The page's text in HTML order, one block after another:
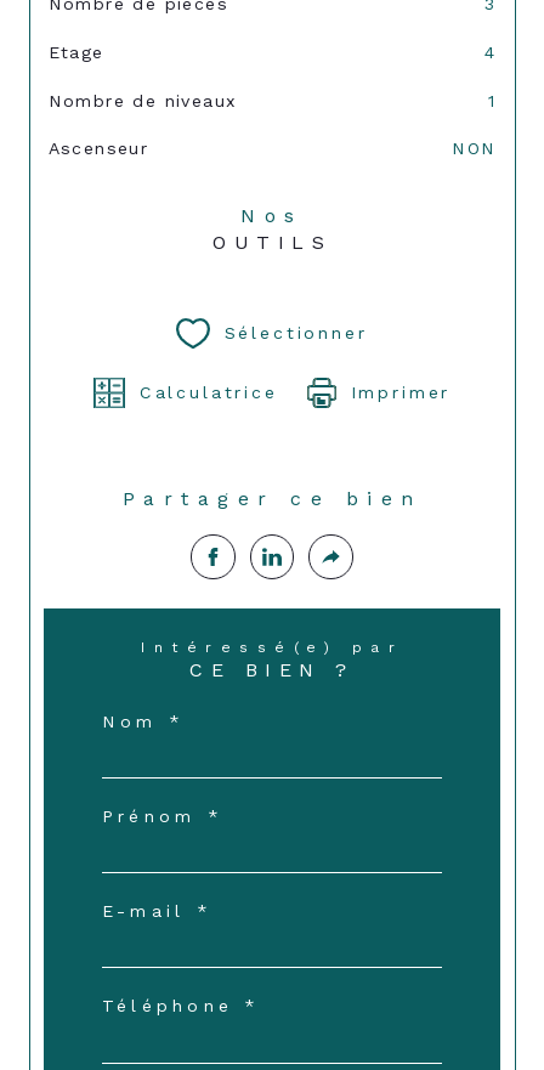
Nombre de pièces 3
Etage 4
Nombre de niveaux 1
Ascenseur NON
Nos
OUTILS
Sélectionner
Calculatrice Imprimer
Partager ce bien
Intéressé(e) par
CE BIEN ?
Nom *
Prénom *
E-mail *
Téléphone *